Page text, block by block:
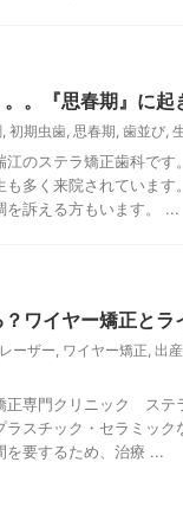
。『思春期』に起
, 初期虫歯, 思春期, 歯並び,
江のステラ矯正歯科で
も多く来院されていま
を訴える方もいます。 ...
ワイヤー矯正とラ
レーザー, ワイヤー矯正, 出産
正専門クリニック ステ
ラスチック・セラミッ
を要するため、治療 ...